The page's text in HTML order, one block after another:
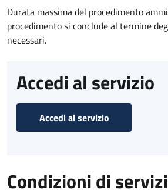
Durata massima del procedimento
procedimento si conclude al termine
necessari.
Accedi al servizio
Accedi al servizio
Condizioni di